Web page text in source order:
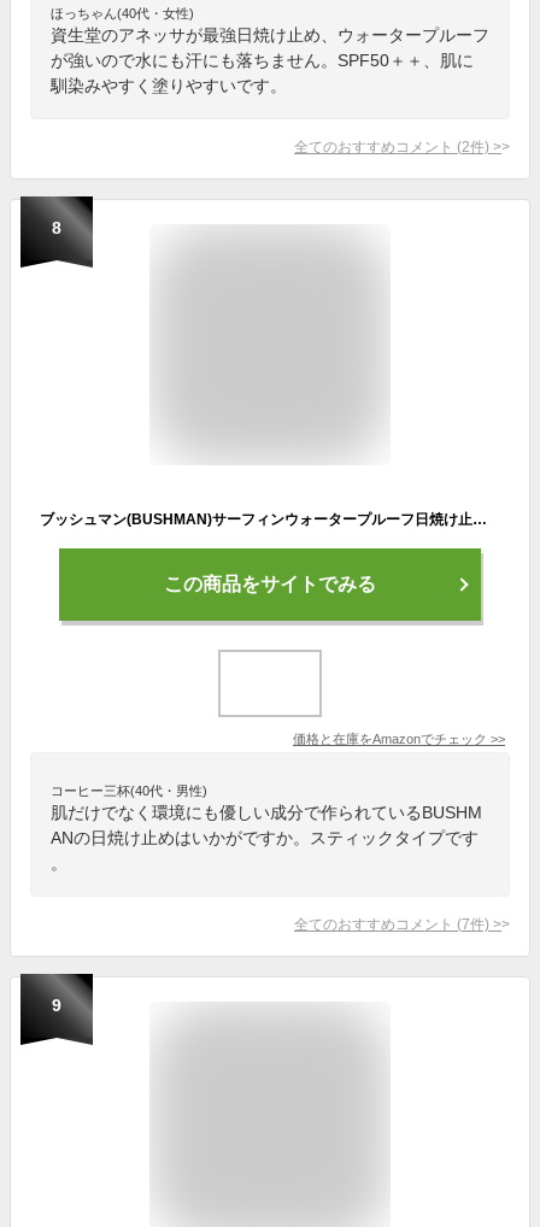
ほっちゃん(40代・女性)
資生堂のアネッサが最強日焼け止め、ウォータープルーフ
が強いので水にも汗にも落ちません。SPF50＋＋、肌に
馴染みやすく塗りやすいです。
全てのおすすめコメント (2件) >
8
ブッシュマン(BUSHMAN)サーフィンウォータープルーフ日焼け止め スティック UV (SPF50+ PA++++)20g,登山アスリートサーフィンスポーツ用 サンゴに優しい 無添加 ベタつかない 白浮きなし 持ち運び便利 アウトドア ゴルフ ランニング用
この商品をサイトでみる
価格と在庫をAmazonでチェック >>
コーヒー三杯(40代・男性)
肌だけでなく環境にも優しい成分で作られているBUSHM
ANの日焼け止めはいかがですか。スティックタイプです
。
全てのおすすめコメント (7件) >
9